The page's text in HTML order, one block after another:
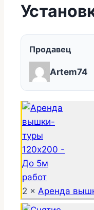
Продавец
Artem74
2 × Аренда